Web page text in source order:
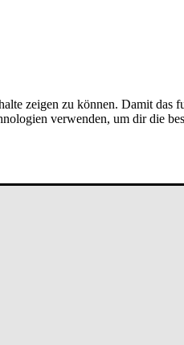
zeigen zu können. Damit
verwenden, um dir die